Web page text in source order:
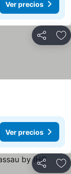
Ver precios
Compartir
Ver precios
Compartir